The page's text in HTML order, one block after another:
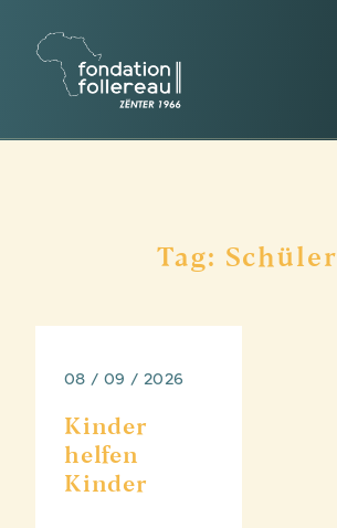
Tag: Schüler
08 / 09 / 2026
Kinder
helfen
Kinder